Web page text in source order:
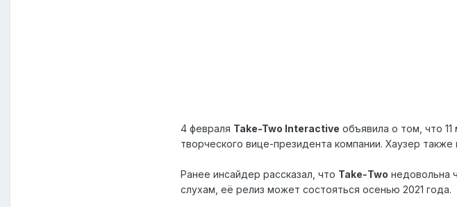
4 февраля Take-Two Interactive объявила о том, что 11
творческого вице-президента компании. Хаузер
Ранее инсайдер рассказал, что Take‑Two недовольна
слухам, её релиз может состояться осенью 2021 года.